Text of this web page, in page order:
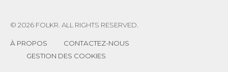
© 2026 FOLKR. ALL RIGHTS RESERVED.
À PROPOS
CONTACTEZ-NOUS
GESTION DES COOKIES